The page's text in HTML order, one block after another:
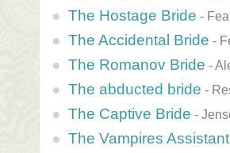
The Hostage Bride -
The Accidental Bride -
The Romanov Bride -
The abducted bride -
The Captive Bride -
The Vampires Assistant